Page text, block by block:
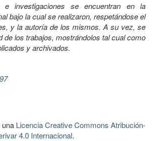
e investigaciones se encuentran en la
bajo la cual se realizaron, respetándose el
y la autoría de los mismos. A su vez, se
de los trabajos, mostrándolos tal cual como
y archivados.
una Licencia Creative Commons Atribución-
4.0 Internacional.